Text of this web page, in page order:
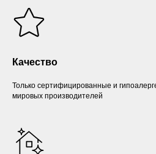
Качество
Только сертифицированные и
мировых производителей